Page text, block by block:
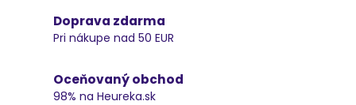
Doprava zdarma
Pri nákupe nad 50 EUR
Oceňovaný obchod
98% na Heureka.sk